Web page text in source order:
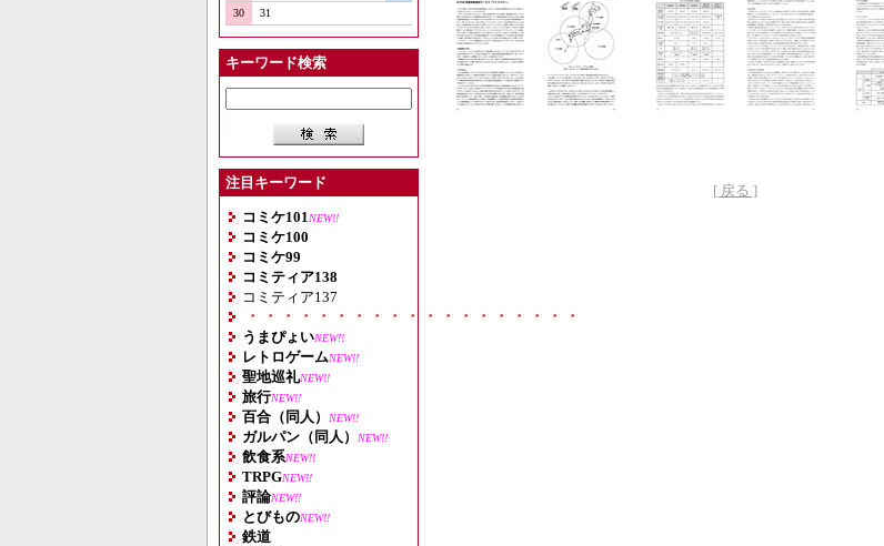
30
31
キーワード検索
注目キーワード
コミケ101 NEW!!
コミケ100
コミケ99
コミティア138
コミティア137
・・・・・・・・・・・・・・・・・・・
うまぴょいNEW!!
レトロゲームNEW!!
聖地巡礼NEW!!
旅行NEW!!
百合（同人） NEW!!
ガルパン（同人） NEW!!
飲食系NEW!!
TRPGNEW!!
評論NEW!!
とびものNEW!!
鉄道
[ 戻る ]